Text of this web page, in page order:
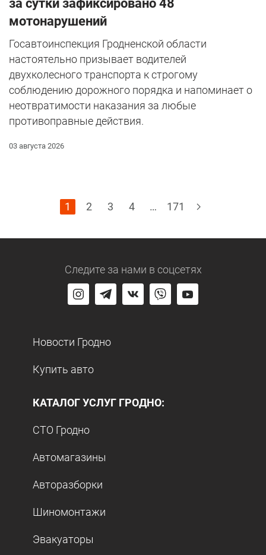
за сутки зафиксировано 48
мотонарушений
Госавтоинспекция Гродненской области
настоятельно призывает водителей
двухколесного транспорта к строгому
соблюдению дорожного порядка и напоминает о
неотвратимости наказания за любые
противоправные действия.
03 августа 2026
1 2 3 4 … 171
Следите за нами в соцсетях
Новости Гродно
Купить авто
КАТАЛОГ УСЛУГ ГРОДНО:
СТО Гродно
Автомагазины
Авторазборки
Шиномонтажи
Эвакуаторы